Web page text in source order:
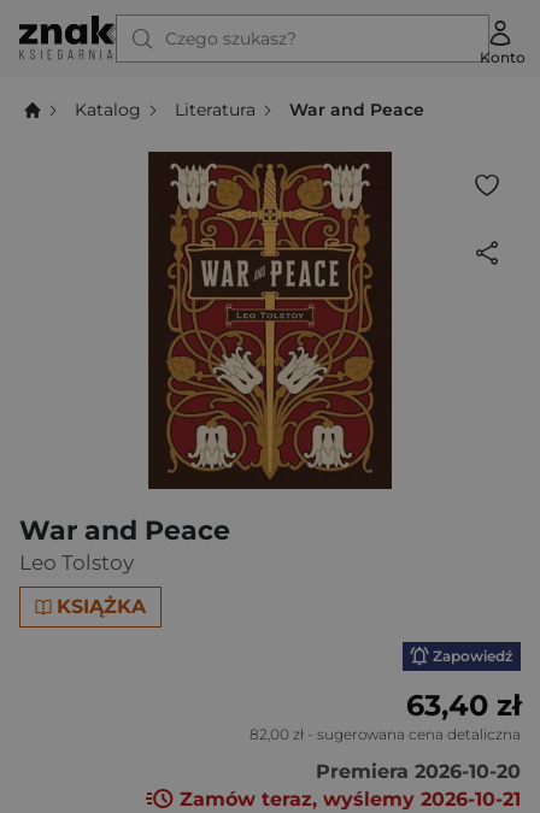
Czego szukasz?
Konto
Katalog Literatura War and Peace
War and Peace
Leo Tolstoy
KSIĄŻKA
Zapowiedź
63,40 zł
82,00 zł - sugerowana cena detaliczna
Premiera 2026-10-20
Zamów teraz, wyślemy 2026-10-21